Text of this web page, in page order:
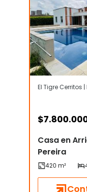
El Tigre Cerritos |
$
Casa en
Pereira